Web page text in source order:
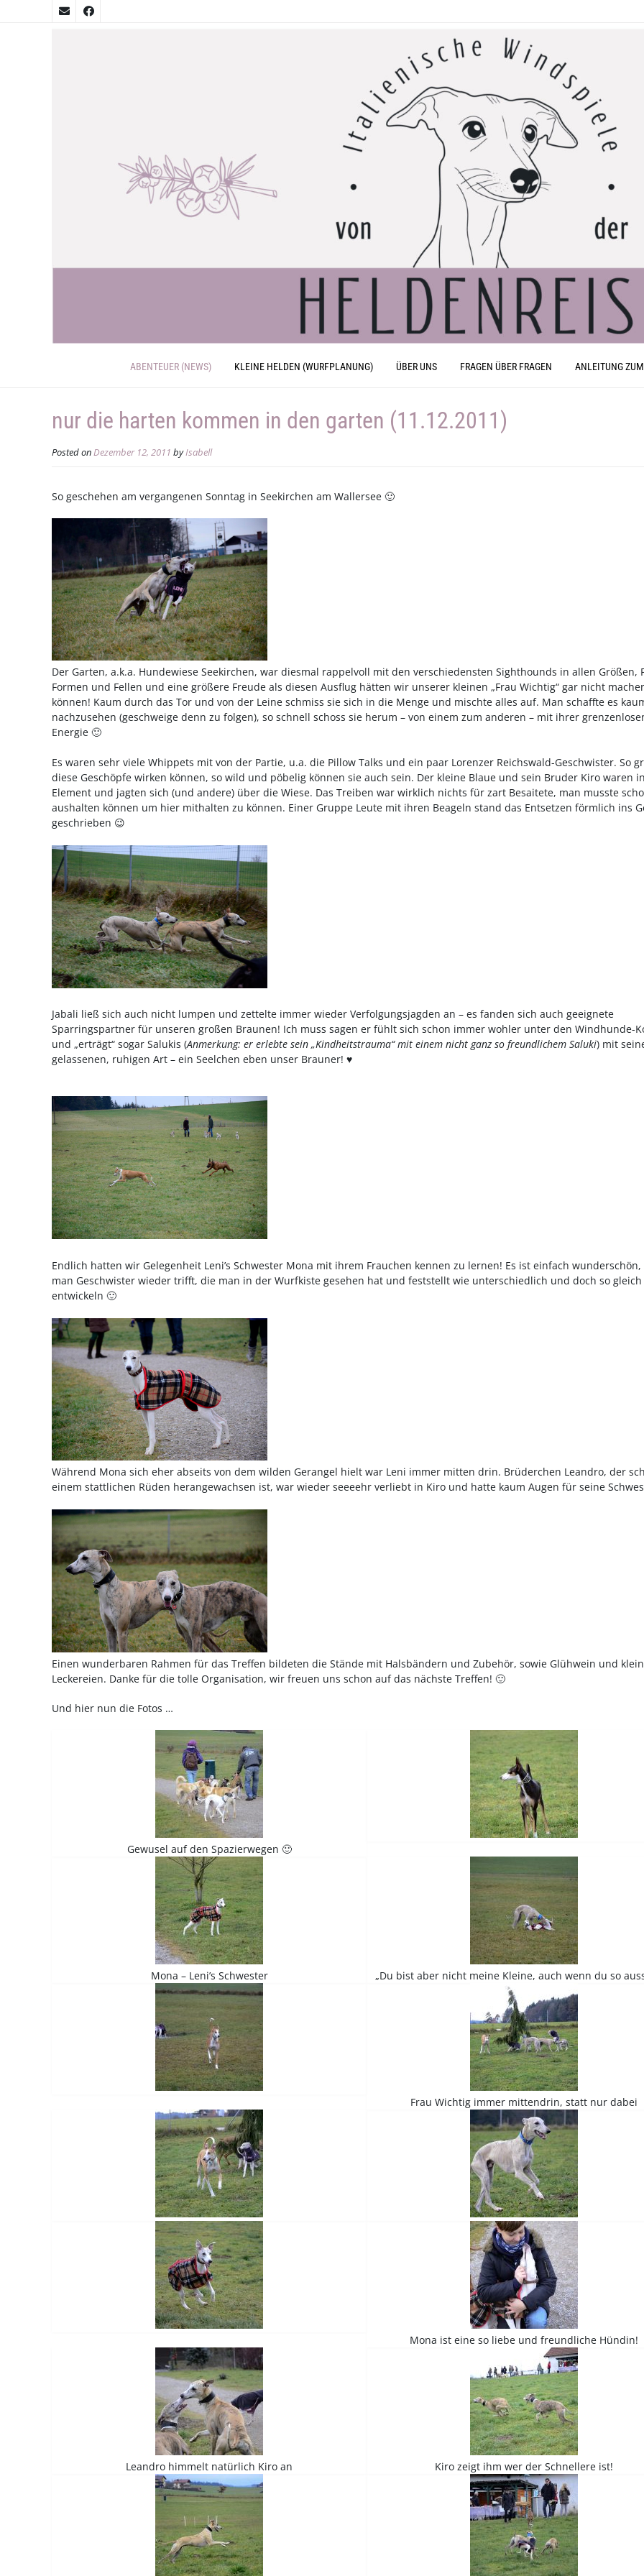
ABENTEUER (NEWS) KLEINE HELDEN (WURFPLANUNG) ÜBER UNS FRAGEN ÜBER FRAGEN ANLEITUNG
nur die harten kommen in den garten (11.12.2011)
Posted onDezember 12, 2011 byIsabell
So geschehen am vergangenen Sonntag in Seekirchen am Wallersee 🙂
Der Garten, a.k.a. Hundewiese Seekirchen, war diesmal rappelvoll mit den verschiedensten Sighthounds in allen Größen,
Formen und Fellen und eine größere Freude als diesen Ausflug hätten wir unserer kleinen „Frau Wichtig“ gar nicht
können! Kaum durch das Tor und von der Leine schmiss sie sich in die Menge und mischte alles auf. Man schaffte es
nachzusehen (geschweige denn zu folgen), so schnell schoss sie herum – von einem zum anderen – mit ihrer
Energie 🙂
Es waren sehr viele Whippets mit von der Partie, u.a. die Pillow Talks und ein paar Lorenzer Reichswald-Geschwister. So
diese Geschöpfe wirken können, so wild und pöbelig können sie auch sein. Der kleine Blaue und sein Bruder Kiro waren
Element und jagten sich (und andere) über die Wiese. Das Treiben war wirklich nichts für zart Besaitete, man musste
aushalten können um hier mithalten zu können. Einer Gruppe Leute mit ihren Beageln stand das Entsetzen förmlich ins
geschrieben 😉
Jabali ließ sich auch nicht lumpen und zettelte immer wieder Verfolgungsjagden an – es fanden sich auch geeignete
Sparringspartner für unseren großen Braunen! Ich muss sagen er fühlt sich schon immer wohler unter den Windhunde-
und „erträgt“ sogar Salukis (Anmerkung: er erlebte sein „Kindheitstrauma“ mit einem nicht ganz so freundlichem Saluki) mit
gelassenen, ruhigen Art – ein Seelchen eben unser Brauner! ♥
Endlich hatten wir Gelegenheit Leni’s Schwester Mona mit ihrem Frauchen kennen zu lernen! Es ist einfach
man Geschwister wieder trifft, die man in der Wurfkiste gesehen hat und feststellt wie unterschiedlich und doch so gleich
entwickeln 🙂
Während Mona sich eher abseits von dem wilden Gerangel hielt war Leni immer mitten drin. Brüderchen Leandro, der
einem stattlichen Rüden herangewachsen ist, war wieder seeeehr verliebt in Kiro und hatte kaum Augen für seine
Einen wunderbaren Rahmen für das Treffen bildeten die Stände mit Halsbändern und Zubehör, sowie Glühwein und
Leckereien. Danke für die tolle Organisation, wir freuen uns schon auf das nächste Treffen! 🙂
Und hier nun die Fotos …
Gewusel auf den Spazierwegen 🙂
Mona – Leni’s Schwester „Du bist aber nicht meine Kleine, auch wenn du so
Frau Wichtig immer mittendrin, statt nur dabei
Mona ist eine so liebe und freundliche Hündin!
Leandro himmelt natürlich Kiro an Kiro zeigt ihm wer der Schnellere ist!